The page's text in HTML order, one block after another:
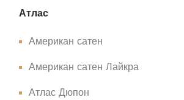
Атлас
Американ сатен
Американ сатен Лайкра
Атлас Дюпон